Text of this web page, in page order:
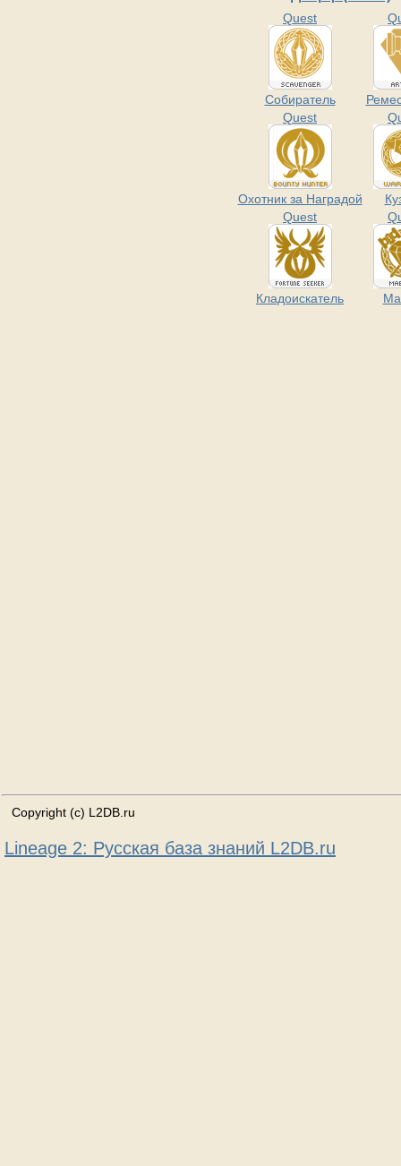
Quest
Собиратель
Quest
Охотник за Наградой
Quest
Кладоискатель
Copyright (c) L2DB.ru
Lineage 2: Русская база знаний L2DB.ru